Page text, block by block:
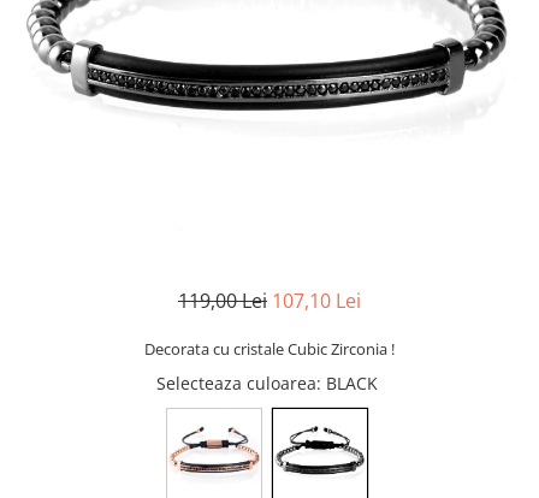
CERCEI
CEASURI DAMA
119,00 Lei 107,10 Lei
Decorata cu cristale Cubic Zirconia !
Selecteaza culoarea: BLACK